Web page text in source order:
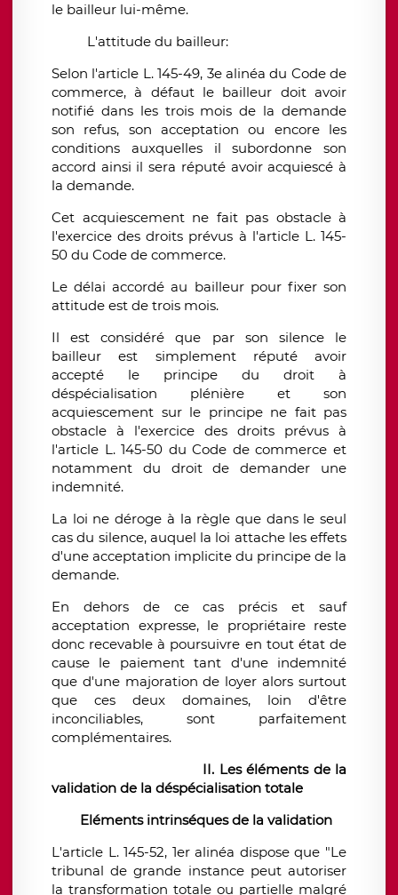
le bailleur lui-même.
L'attitude du bailleur:
Selon l'article L. 145-49, 3e alinéa du Code de
commerce, à défaut le bailleur doit avoir
notifié dans les trois mois de la demande
son refus, son acceptation ou encore les
conditions auxquelles il subordonne son
accord ainsi il sera réputé avoir acquiescé à
la demande.
Cet acquiescement ne fait pas obstacle à
l'exercice des droits prévus à l'article L. 145-
50 du Code de commerce.
Le délai accordé au bailleur pour fixer son
attitude est de trois mois.
Il est considéré que par son silence le
bailleur est simplement réputé avoir
accepté le principe du droit à
déspécialisation plénière et son
acquiescement sur le principe ne fait pas
obstacle à l'exercice des droits prévus à
l'article L. 145-50 du Code de commerce et
notamment du droit de demander une
indemnité.
La loi ne déroge à la règle que dans le seul
cas du silence, auquel la loi attache les effets
d'une acceptation implicite du principe de la
demande.
En dehors de ce cas précis et sauf
acceptation expresse, le propriétaire reste
donc recevable à poursuivre en tout état de
cause le paiement tant d'une indemnité
que d'une majoration de loyer alors surtout
que ces deux domaines, loin d'être
inconciliables, sont parfaitement
complémentaires.
II. Les éléments de la
validation de la déspécialisation totale
Eléments intrinséques de la validation
L'article L. 145-52, 1er alinéa dispose que "Le
tribunal de grande instance peut autoriser
la transformation totale ou partielle malgré